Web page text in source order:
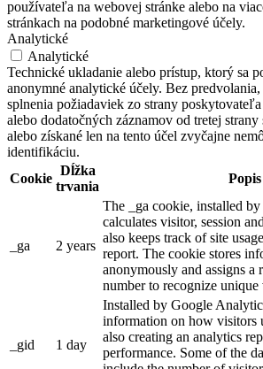
používateľa na webovej stránke alebo na
stránkach na podobné marketingové účely.
Analytické
Analytické
Technické ukladanie alebo prístup, ktorý sa
anonymné analytické účely. Bez
splnenia požiadaviek zo strany
alebo dodatočných záznamov od tretej
alebo získané len na tento účel zvyčajne
identifikáciu.
Cookie
Dĺžka
trvania
Popis
_ga 2 years
The _ga cookie, installed
calculates visitor, session
also keeps track of site
report. The cookie stores
anonymously and assigns a
number to recognize unique
_gid 1 day
Installed by Google
information on how visitors
also creating an analytics
performance. Some of the